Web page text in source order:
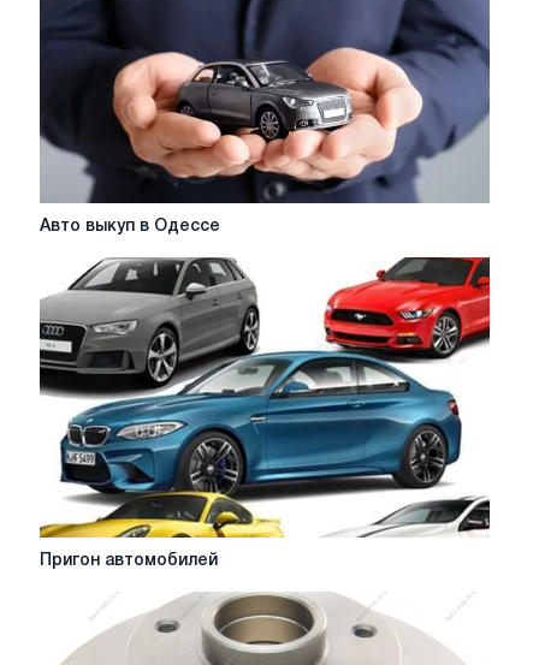
передних
амортизаторах
автомобиля
Авто
Одессе
Авто выкуп в Одессе
Пригон
автомобилей
Пригон автомобилей